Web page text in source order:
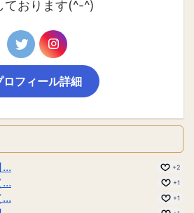
ております(^-^)
ロフィール詳細
+2
+1
+1